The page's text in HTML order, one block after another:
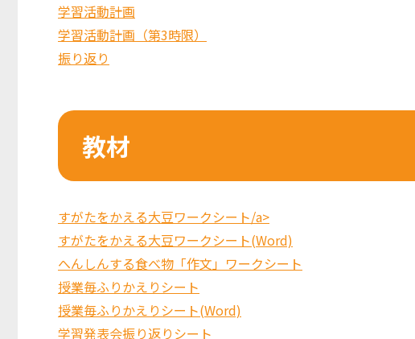
学習活動計画
学習活動計画（第3時限）
振り返り
教材
すがたをかえる大豆ワークシート/a>
すがたをかえる大豆ワークシート(Word)
へんしんする食べ物「作文」ワークシート
授業毎ふりかえりシート
授業毎ふりかえりシート(Word)
学習発表会振り返りシート